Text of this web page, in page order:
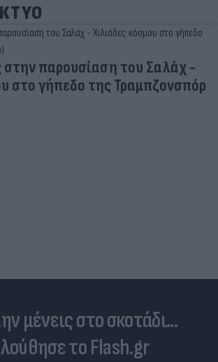
στην παρουσίαση του Σαλάχ -
στο γήπεδο της Τραμπζονσπόρ
μένεις στο σκοτάδι...
το Flash.gr